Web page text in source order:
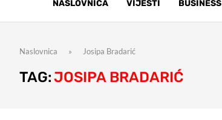
NASLOVNICA VIJESTI BUSINESS
Naslovnica » Josipa Bradarić
TAG:JOSIPA BRADARIĆ